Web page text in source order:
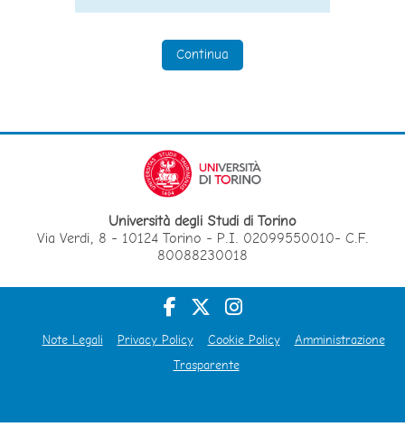
Continua
Università degli Studi di Torino
Via Verdi, 8 - 10124 Torino - P.I. 02099550010- C.F.
80088230018
Note Legali Privacy Policy Cookie Policy
Amministrazione
Trasparente